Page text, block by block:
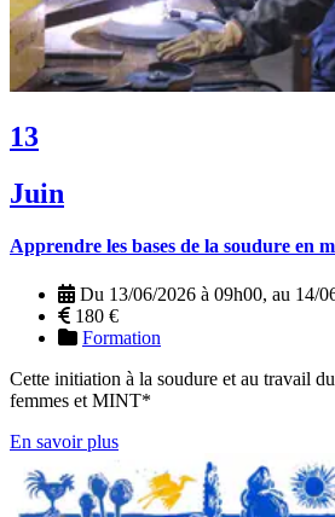
13
Juin
Apprendre les bases de la soudure en
Du 13/06/2026 à 09h00, au 14/
180 €
Formation
Cette initiation à la soudure et au travail
femmes et MINT*
En savoir plus